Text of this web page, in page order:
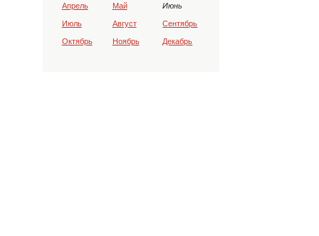
Апрель Май Июнь
Июль Август Сентябрь
Октябрь Ноябрь Декабрь